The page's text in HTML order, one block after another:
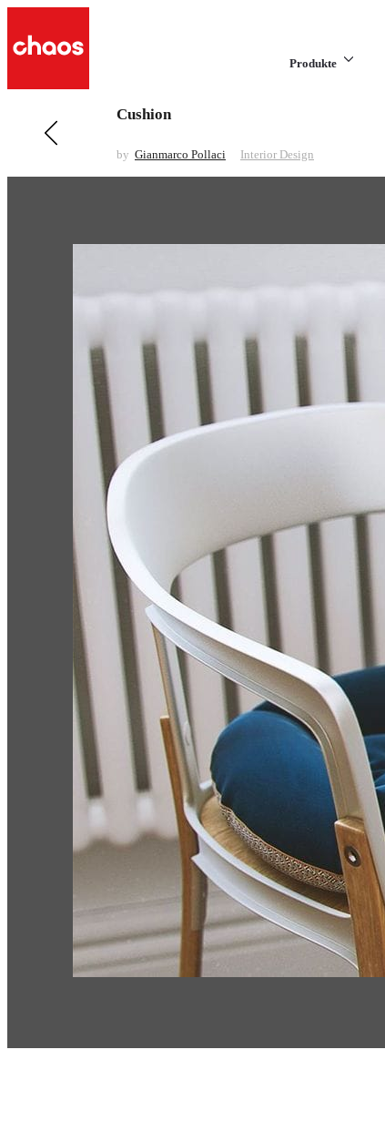
Produkte
Previous in Interior Design
Cushion
by Gianmarco Pollaci Interior Design